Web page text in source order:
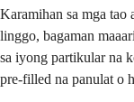
Karamihan sa mga
linggo, bagaman
sa iyong partikular na
pre-filled na panulat o